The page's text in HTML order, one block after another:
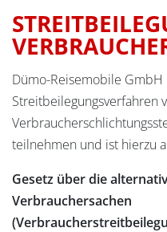
Dümo-Reisemobile
Streitbeilegungsverfahren
teilnehmen und ist hierzu
Gesetz über die
Verbrauchersachen